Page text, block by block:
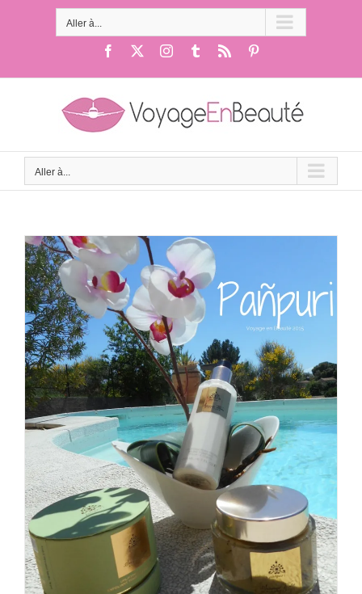
Aller à...
Facebook Instagram
Tumblr
Aller à...